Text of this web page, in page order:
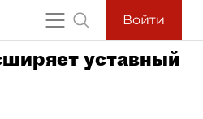
Войти
уставный